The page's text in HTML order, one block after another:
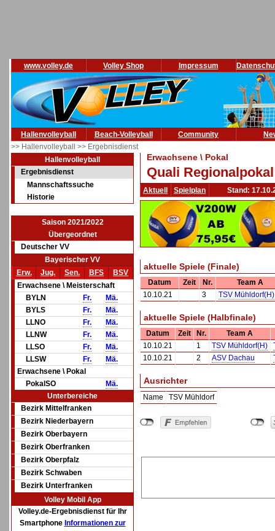
www.volley.de Volley Shop Impressum
Hallenvolleyball Beach-Volleyball Community
>> Hallenvolleyball >> Ergebnisdienst
Hallenvolleyball
Ergebnisdienst
Mannschaftssuche
Historie
Saison 2021/2022
Übergeordnet
Deutscher VV
Bayerischer VV
Erw.
Jug. Sen. BFS
BSV
Erwachsene \ Meisterschaft
BYLN
Fr.
Mä.
BYLS
Fr.
Mä.
LLNO
Fr.
Mä.
LLNW
Fr.
Mä.
LLSO
Fr.
Mä.
LLSW
Fr.
Mä.
Erwachsene \ Pokal
PokalSO
Mä.
Unterbereiche
Bezirk Mittelfranken
Bezirk Niederbayern
Bezirk Oberbayern
Bezirk Oberfranken
Bezirk Oberpfalz
Bezirk Schwaben
Bezirk Unterfranken
Volley Mobil App
Volley.de-Ergebnisdienst für Ihr
Smartphone Informationen zur
Erwachsene \ Pokal
Quali
Aktuell Spielplan Stand:
aktuelle Spiele (Finale)
Datum Zeit Nr.
Team A
10.10.21
3 TSV Mühldorf(H)
aktuelle Spiele (Halbfinale)
Datum Zeit Nr.
Team A
10.10.21
1 TSV Mühldorf(H)
10.10.21
2 ASV Dachau
Ausrichter
Name TSV Mühldorf